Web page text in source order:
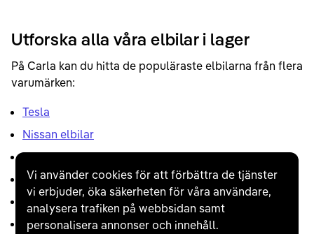
Vi använder cookies för att förbättra de tjänster
vi erbjuder, öka säkerheten för våra användare,
analysera trafiken på webbsidan samt
personalisera annonser och innehåll.
Utforska alla våra elbilar i lager
På Carla kan du hitta de populäraste elbilarna från flera
varumärken:
Tesla
Nissan elbilar
Volvo elbilar
Volkswagen elbilar
Renault elbilar
KIA elbilar